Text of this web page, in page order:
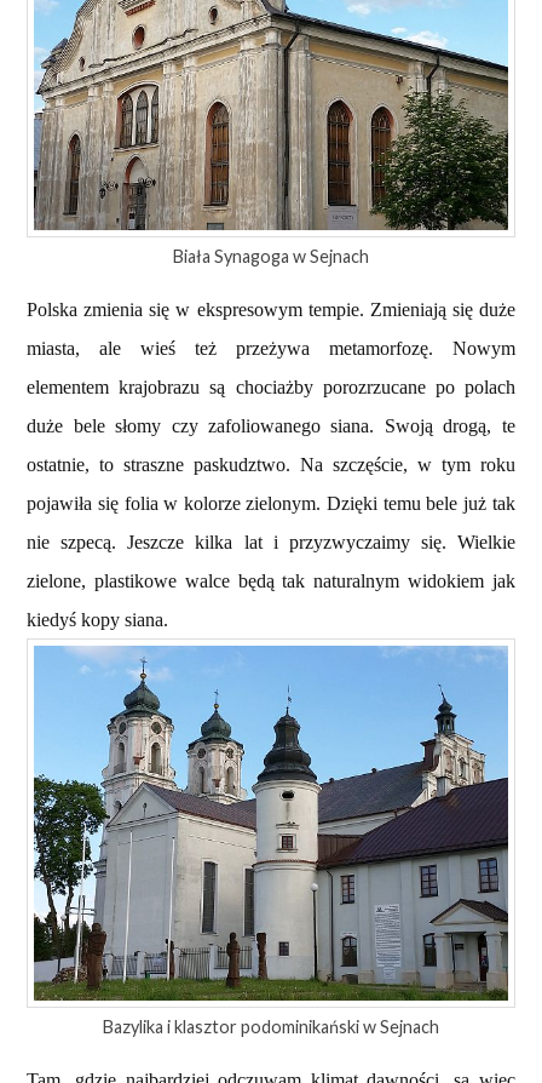
Biała Synagoga w Sejnach
Polska zmienia się w ekspresowym tempie. Zmieniają się duże
miasta, ale wieś też przeżywa metamorfozę. Nowym
elementem krajobrazu są chociażby porozrzucane po polach
duże bele słomy czy zafoliowanego siana. Swoją drogą, te
ostatnie, to straszne paskudztwo. Na szczęście, w tym roku
pojawiła się folia w kolorze zielonym. Dzięki temu bele już tak
nie szpecą. Jeszcze kilka lat i przyzwyczaimy się. Wielkie
zielone, plastikowe walce będą tak naturalnym widokiem jak
kiedyś kopy siana.
Bazylika i klasztor podominikański w Sejnach